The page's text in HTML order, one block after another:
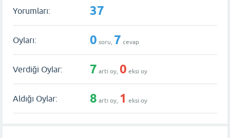
Yorumları: 37
Oyları: 0 soru, 7 cevap
Verdiği Oylar: 7 artı oy, 0 eksi oy
Aldığı Oylar: 8 artı oy, 1 eksi oy